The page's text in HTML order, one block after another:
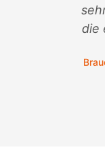
die